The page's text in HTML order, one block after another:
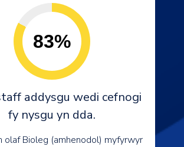
83%
addysgu wedi cefnogi
fy nysgu yn dda.
olaf Bioleg (amhenodol) myfyrwyr